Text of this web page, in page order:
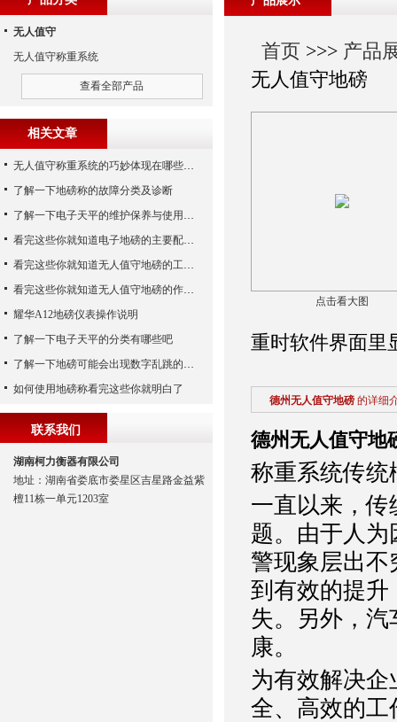
首页 >>> 产品
无人值守地磅
点击看大图
重时软件界面里
德州无人值守地磅 的详细
德州无人值守地
称重系统传统
一直以来，
题。由于人
警现象层出不
到有效的提升
失。另外，汽
康。
为有效解决
全、高效的工
无人值守
无人值守称重系统
查看全部产品
相关文章
无人值守称重系统的巧妙体现在哪些方面呢？
了解一下地磅称的故障分类及诊断
了解一下电子天平的维护保养与使用注意事项
看完这些你就知道电子地磅的主要配置是什么了
看完这些你就知道无人值守地磅的工作步骤了
看完这些你就知道无人值守地磅的作用了
耀华A12地磅仪表操作说明
了解一下电子天平的分类有哪些吧
了解一下地磅可能会出现数字乱跳的原因
如何使用地磅称看完这些你就明白了
联系我们
湖南柯力衡器有限公司
地址：湖南省娄底市娄星区吉星路金益紫
檀11栋一单元1203室